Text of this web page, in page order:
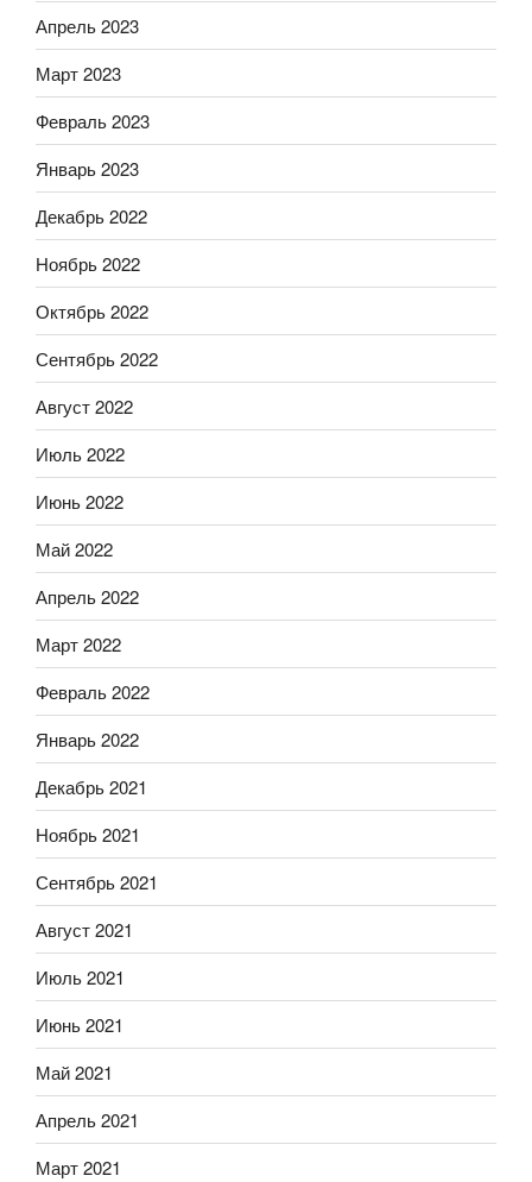
Апрель 2023
Март 2023
Февраль 2023
Январь 2023
Декабрь 2022
Ноябрь 2022
Октябрь 2022
Сентябрь 2022
Август 2022
Июль 2022
Июнь 2022
Май 2022
Апрель 2022
Март 2022
Февраль 2022
Январь 2022
Декабрь 2021
Ноябрь 2021
Сентябрь 2021
Август 2021
Июль 2021
Июнь 2021
Май 2021
Апрель 2021
Март 2021